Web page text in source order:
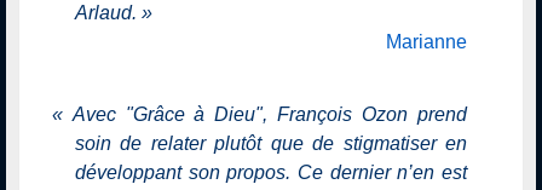
Arlaud. »
Marianne
« Avec "Grâce à Dieu", François Ozon prend
soin de relater plutôt que de stigmatiser en
développant son propos. Ce dernier n’en est